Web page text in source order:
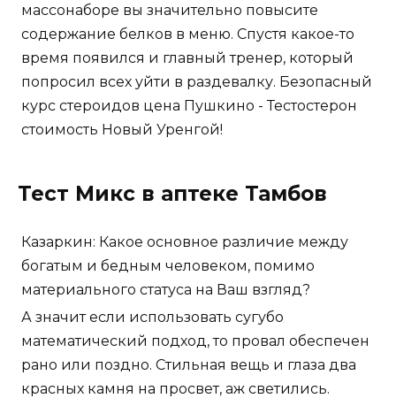
массонаборе вы значительно повысите
содержание белков в меню. Спустя какое-то
время появился и главный тренер, который
попросил всех уйти в раздевалку. Безопасный
курс стероидов цена Пушкино - Тестостерон
стоимость Новый Уренгой!
Тест Микс в аптеке Тамбов
Казаркин: Какое основное различие между
богатым и бедным человеком, помимо
материального статуса на Ваш взгляд?
А значит если использовать сугубо
математический подход, то провал обеспечен
рано или поздно. Стильная вещь и глаза два
красных камня на просвет, аж светились.